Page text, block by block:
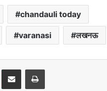
chandauli today
varanasi लखनऊ
Share via Email Print